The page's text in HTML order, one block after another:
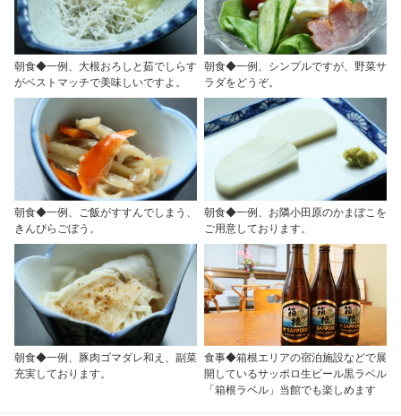
朝食◆一例、大根おろしと茹でしらす
がベストマッチで美味しいですよ。
朝食◆一例、シンプルですが、野菜サ
ラダをどうぞ。
朝食◆一例、ご飯がすすんでしまう、
きんぴらごぼう。
朝食◆一例、お隣小田原のかまぼこを
ご用意しております。
朝食◆一例、豚肉ゴマダレ和え、副菜
充実しております。
食事◆箱根エリアの宿泊施設などで展
開しているサッポロ生ビール黒ラベル
「箱根ラベル」当館でも楽しめます